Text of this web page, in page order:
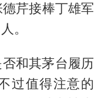
芹接棒丁雄军
。
和其茅台履历
过值得注意的